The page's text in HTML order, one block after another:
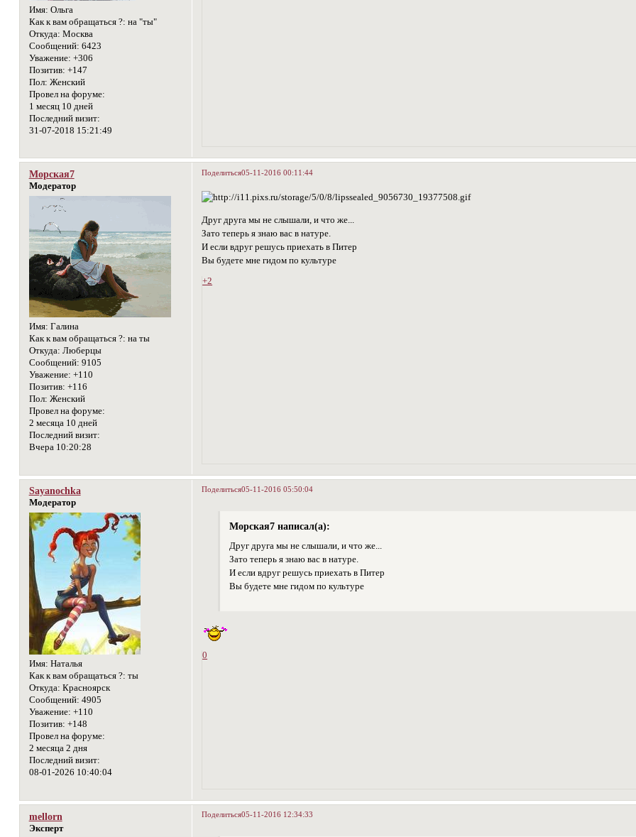
Имя: Ольга
Как к вам обращаться ?: на "ты"
Откуда: Москва
Сообщений: 6423
Уважение: +306
Позитив: +147
Пол: Женский
Провел на форуме:
1 месяц 10 дней
Последний визит:
31-07-2018 15:21:49
Поделиться05-11-2016 00:11:44
Морская7
Модератор
Имя: Галина
Как к вам обращаться ?: на ты
Откуда: Люберцы
Сообщений: 9105
Уважение: +110
Позитив: +116
Пол: Женский
Провел на форуме:
2 месяца 10 дней
Последний визит:
Вчера 10:20:28
Друг друга мы не слышали, и что же...
Зато теперь я знаю вас в натуре.
И если вдруг решусь приехать в Питер
Вы будете мне гидом по культуре
+2
Поделиться05-11-2016 05:50:04
Sayanochka
Модератор
Имя: Наталья
Как к вам обращаться ?: ты
Откуда: Красноярск
Сообщений: 4905
Уважение: +110
Позитив: +148
Провел на форуме:
2 месяца 2 дня
Последний визит:
08-01-2026 10:40:04
Морская7 написал(а):
Друг друга мы не слышали, и что же...
Зато теперь я знаю вас в натуре.
И если вдруг решусь приехать в Питер
Вы будете мне гидом по культуре
0
Поделиться05-11-2016 12:34:33
mellorn
Эксперт